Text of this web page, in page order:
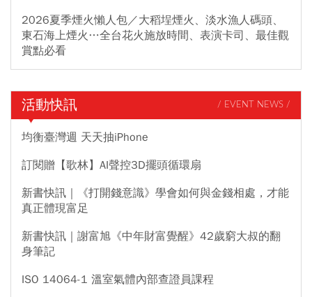
2026夏季煙火懶人包／大稻埕煙火、淡水漁人碼頭、
東石海上煙火…全台花火施放時間、表演卡司、最佳觀
賞點必看
活動快訊 / EVENT NEWS /
均衡臺灣週 天天抽iPhone
訂閱贈【歌林】AI聲控3D擺頭循環扇
新書快訊｜《打開錢意識》學會如何與金錢相處，才能
真正體現富足
新書快訊｜謝富旭《中年財富覺醒》42歲窮大叔的翻
身筆記
ISO 14064-1 溫室氣體內部查證員課程